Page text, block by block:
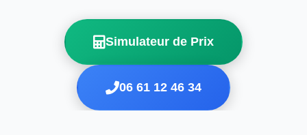
Simulateur de Prix
06 61 12 46 34